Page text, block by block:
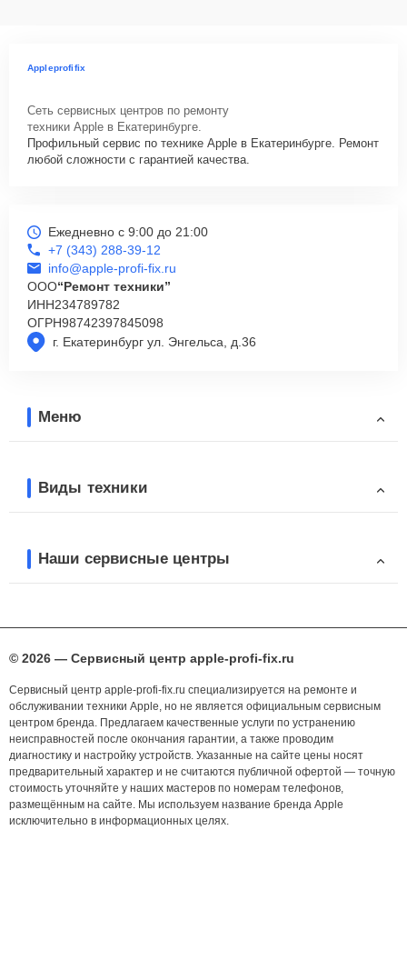
Appleprofifix
Сеть сервисных центров по ремонту
техники Apple в Екатеринбурге.
Профильный сервис по технике Apple в Екатеринбурге. Ремонт
любой сложности с гарантией качества.
г. Екатеринбург ул. Энгельса, д.36
Ежедневно с 9:00 до 21:00
+7 (343) 288-39-12
info@apple-profi-fix.ru
ООО“Ремонт техники”
ИНН234789782
ОГРН98742397845098
Меню
Виды техники
Наши сервисные центры
© 2026 — Сервисный центр apple-profi-fix.ru
Сервисный центр apple-profi-fix.ru специализируется на ремонте и
обслуживании техники Apple, но не является официальным сервисным
центром бренда. Предлагаем качественные услуги по устранению
неисправностей после окончания гарантии, а также проводим
диагностику и настройку устройств. Указанные на сайте цены носят
предварительный характер и не считаются публичной офертой — точную
стоимость уточняйте у наших мастеров по номерам телефонов,
размещённым на сайте. Мы используем название бренда Apple
исключительно в информационных целях.